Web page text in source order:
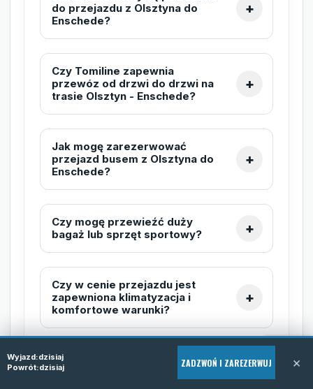
do przejazdu z Olsztyna do
Enschede?
Czy Tomiline zapewnia
przewóz od drzwi do drzwi na
trasie Olsztyn - Enschede?
Jak mogę zarezerwować
przejazd busem z Olsztyna do
Enschede?
Czy mogę przewieźć duży
bagaż lub sprzęt sportowy?
Czy w cenie przejazdu jest
zapewniona klimatyzacja i
komfortowe warunki?
Czy przewóz jest dostępny
także w weekendy i święta?
Wyjazd:dzisiaj
Powrót:dzisiaj ZADZWOŃ I ZAREZERWUJ ×